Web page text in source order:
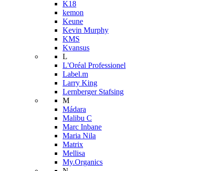
K18
kemon
Keune
Kevin Murphy
KMS
Kvansus
L
L'Oréal Professionel
Label.m
Larry King
Lernberger Stafsing
M
Mádara
Malibu C
Marc Inbane
Maria Nila
Matrix
Mellisa
My.Organics